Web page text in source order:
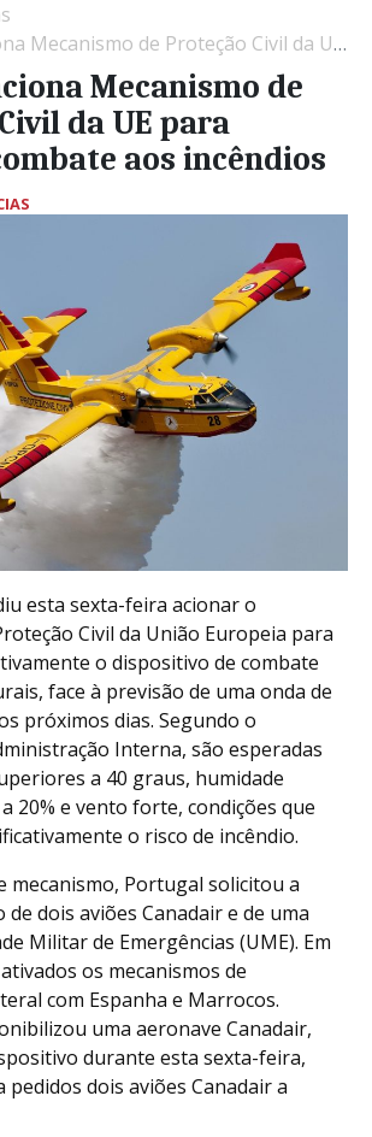
de Proteção Civil da UE para reforçar combate aos incêndios
Mecanismo de
da UE para
aos incêndios
esta sexta-feira acionar o
Civil da União Europeia para
o dispositivo de combate
face à previsão de uma onda de
próximos dias. Segundo o
Interna, são esperadas
a 40 graus, humidade
20% e vento forte, condições que
o risco de incêndio.
mecanismo, Portugal solicitou a
de dois aviões Canadair e de uma
Militar de Emergências (UME). Em
os mecanismos de
com Espanha e Marrocos.
uma aeronave Canadair,
durante esta sexta-feira,
pedidos dois aviões Canadair a